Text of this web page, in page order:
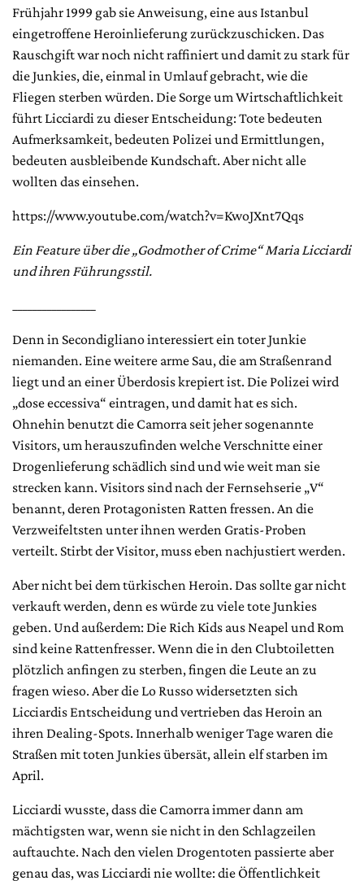
Frühjahr 1999 gab sie Anweisung, eine aus Istanbul
eingetroffene Heroinlieferung zurückzuschicken. Das
Rauschgift war noch nicht raffiniert und damit zu stark für
die Junkies, die, einmal in Umlauf gebracht, wie die
Fliegen sterben würden. Die Sorge um Wirtschaftlichkeit
führt Licciardi zu dieser Entscheidung: Tote bedeuten
Aufmerksamkeit, bedeuten Polizei und Ermittlungen,
bedeuten ausbleibende Kundschaft. Aber nicht alle
wollten das einsehen.
https://www.youtube.com/watch?v=KwoJXnt7Qqs
Ein Feature über die „Godmother of Crime“ Maria Licciardi
und ihren Führungsstil.
Denn in Secondigliano interessiert ein toter Junkie
niemanden. Eine weitere arme Sau, die am Straßenrand
liegt und an einer Überdosis krepiert ist. Die Polizei wird
„dose eccessiva“ eintragen, und damit hat es sich.
Ohnehin benutzt die Camorra seit jeher sogenannte
Visitors, um herauszufinden welche Verschnitte einer
Drogenlieferung schädlich sind und wie weit man sie
strecken kann. Visitors sind nach der Fernsehserie „V“
benannt, deren Protagonisten Ratten fressen. An die
Verzweifeltsten unter ihnen werden Gratis-Proben
verteilt. Stirbt der Visitor, muss eben nachjustiert werden.
Aber nicht bei dem türkischen Heroin. Das sollte gar nicht
verkauft werden, denn es würde zu viele tote Junkies
geben. Und außerdem: Die Rich Kids aus Neapel und Rom
sind keine Rattenfresser. Wenn die in den Clubtoiletten
plötzlich anfingen zu sterben, fingen die Leute an zu
fragen wieso. Aber die Lo Russo widersetzten sich
Licciardis Entscheidung und vertrieben das Heroin an
ihren Dealing-Spots. Innerhalb weniger Tage waren die
Straßen mit toten Junkies übersät, allein elf starben im
April.
Licciardi wusste, dass die Camorra immer dann am
mächtigsten war, wenn sie nicht in den Schlagzeilen
auftauchte. Nach den vielen Drogentoten passierte aber
genau das, was Licciardi nie wollte: die Öffentlichkeit